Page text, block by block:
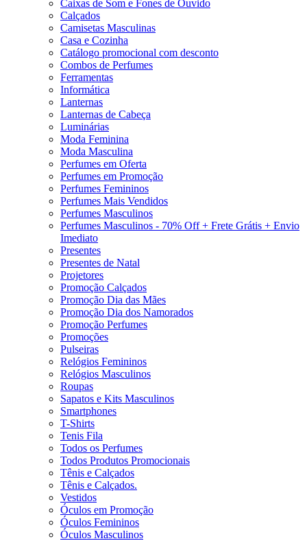
Caixas de Som e Fones de Ouvido
Calçados
Camisetas Masculinas
Casa e Cozinha
Catálogo promocional com desconto
Combos de Perfumes
Ferramentas
Informática
Lanternas
Lanternas de Cabeça
Luminárias
Moda Feminina
Moda Masculina
Perfumes em Oferta
Perfumes em Promoção
Perfumes Femininos
Perfumes Mais Vendidos
Perfumes Masculinos
Perfumes Masculinos - 70% Off + Frete Grátis + Envio
Imediato
Presentes
Presentes de Natal
Projetores
Promoção Calçados
Promoção Dia das Mães
Promoção Dia dos Namorados
Promoção Perfumes
Promoções
Pulseiras
Relógios Femininos
Relógios Masculinos
Roupas
Sapatos e Kits Masculinos
Smartphones
T-Shirts
Tenis Fila
Todos os Perfumes
Todos Produtos Promocionais
Tênis e Calçados
Tênis e Calçados.
Vestidos
Óculos em Promoção
Óculos Femininos
Óculos Masculinos